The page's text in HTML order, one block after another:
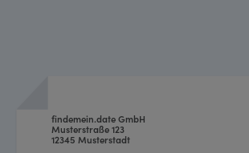
findemein.date GmbH
Musterstraße 123
12345 Musterstadt